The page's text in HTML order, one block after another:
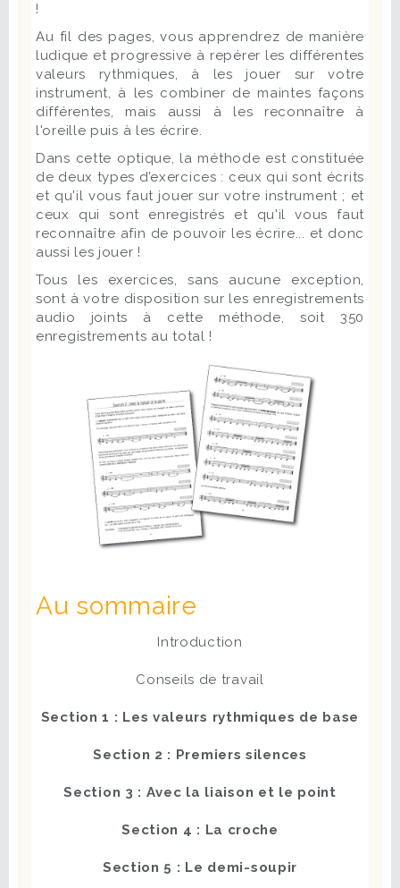
!
Au fil des pages, vous apprendrez de manière
ludique et progressive à repérer les différentes
valeurs rythmiques, à les jouer sur votre
instrument, à les combiner de maintes façons
différentes, mais aussi à les reconnaître à
l'oreille puis à les écrire.
Dans cette optique, la méthode est constituée
de deux types d’exercices : ceux qui sont écrits
et qu'il vous faut jouer sur votre instrument ; et
ceux qui sont enregistrés et qu'il vous faut
reconnaître afin de pouvoir les écrire... et donc
aussi les jouer !
Tous les exercices, sans aucune exception,
sont à votre disposition sur les enregistrements
audio joints à cette méthode, soit 350
enregistrements au total !
Au sommaire
Introduction
Conseils de travail
Section 1 : Les valeurs rythmiques de base
Section 2 : Premiers silences
Section 3 : Avec la liaison et le point
Section 4 : La croche
Section 5 : Le demi-soupir